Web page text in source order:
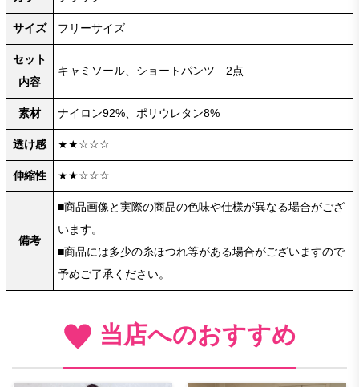
サイズ フリーサイズ
セット
内容
キャミソール、ショートパンツ 2点
素材 ナイロン92%、ポリウレタン8%
透け感 ★★☆☆☆
伸縮性 ★★☆☆☆
備考
■商品画像と実際の商品の色味や仕様が異なる場合がござ
います。
■商品には多少の糸ほつれ等がある場合がございますので
予めご了承ください。
当店へのおすすめ